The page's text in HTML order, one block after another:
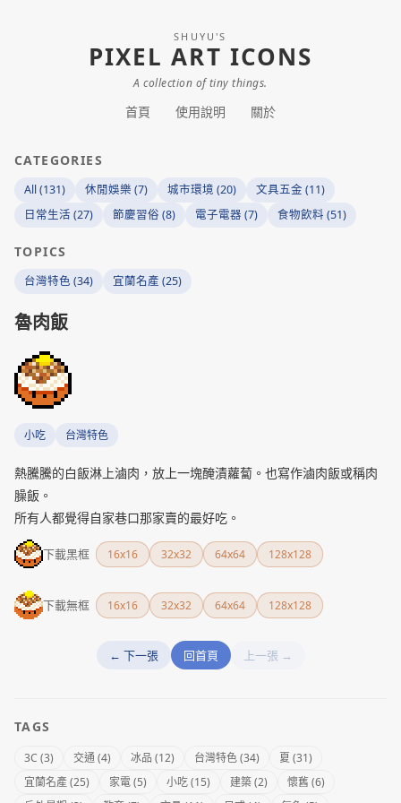
SHUYU'S
PIXEL ART ICONS
A collection of tiny things.
首頁 使用說明 關於
CATEGORIES
All (131) 休閒娛樂 (7) 城市環境 (20)
文具五金 (11)
日常生活 (27)
節慶習俗 (8) 電子電器 (7) 食物飲料 (51)
TOPICS
台灣特色 (34) 宜蘭名產 (25)
魯肉飯
小吃 台灣特色
熱騰騰的白飯淋上滷肉，放上一塊醃漬蘿蔔。也寫作滷肉飯或稱肉
臊飯。
所有人都覺得自家巷口那家賣的最好吃。
下載黑框 16x16 32x32 64x64 128x128
下載無框 16x16 32x32 64x64 128x128
← 下一張 回首頁 上一張 →
TAGS
3C (3) 交通 (4) 冰品 (12) 台灣特色 (34)
夏 (31)
宜蘭名產 (25)
家電 (5) 小吃 (15) 建築 (2)
懷舊 (6)